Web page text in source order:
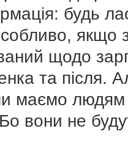
будь
якщо
щодо
та після.
маємо людям
вони не